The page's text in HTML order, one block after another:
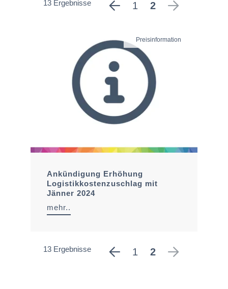
13 Ergebnisse 1 2
Preisinformation
Ankündigung Erhöhung
Logistikkostenzuschlag mit
Jänner 2024
mehr..
13 Ergebnisse 1 2